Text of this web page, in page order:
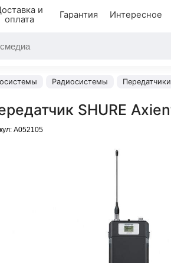
и
оплата
Гарантия Интересное
Радиосистемы
SHURE
A052105